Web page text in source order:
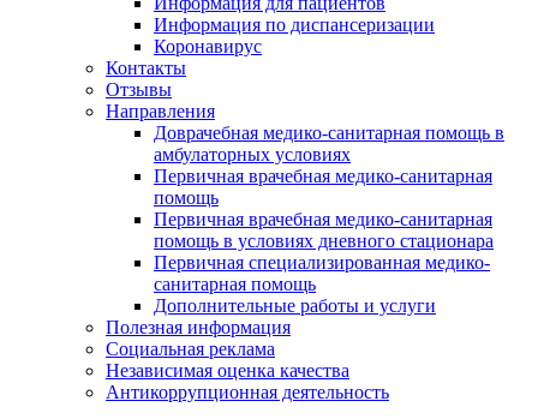
Информация по диспансеризации
Коронавирус
Контакты
Отзывы
Направления
Доврачебная медико-санитарная помощь в
амбулаторных условиях
Первичная врачебная медико-санитарная
помощь
Первичная врачебная медико-санитарная
помощь в условиях дневного стационара
Первичная специализированная медико-
санитарная помощь
Дополнительные работы и услуги
Полезная информация
Социальная реклама
Независимая оценка качества
Антикоррупционная деятельность